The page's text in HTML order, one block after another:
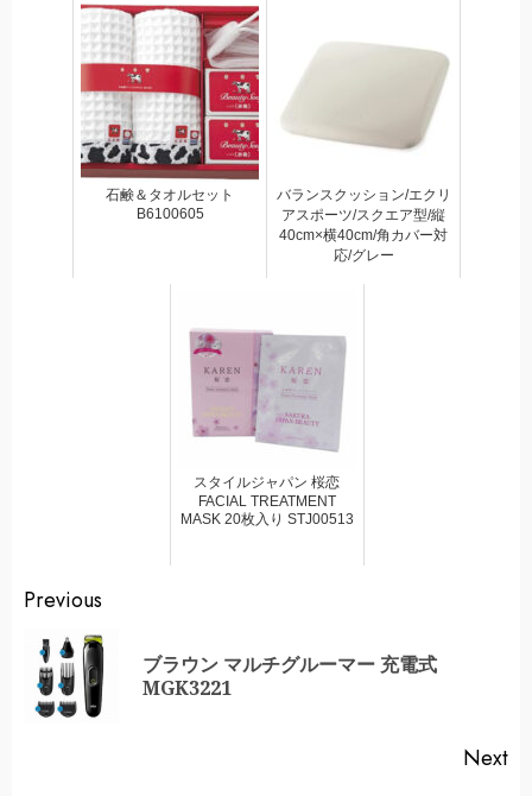
石鹸＆タオルセット
B6100605
バランスクッション/エクリ
アスポーツ/スクエア型/縦
40cm×横40cm/角カバー対
応/グレー
スタイルジャパン 桜恋
FACIAL TREATMENT
MASK 20枚入り STJ00513
Continue
Reading
Previous
ブラウン マルチグルーマー 充電式
MGK3221
Next